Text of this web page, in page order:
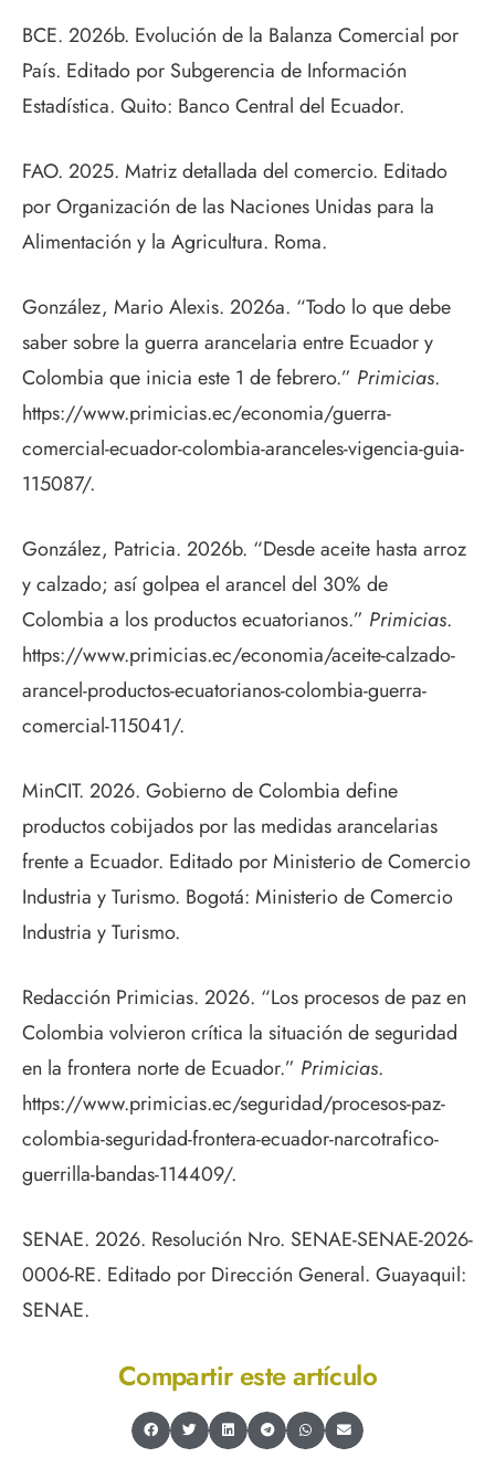
BCE. 2026b. Evolución de la Balanza Comercial por
País. Editado por Subgerencia de Información
Estadística. Quito: Banco Central del Ecuador.
FAO. 2025. Matriz detallada del comercio. Editado
por Organización de las Naciones Unidas para la
Alimentación y la Agricultura. Roma.
González, Mario Alexis. 2026a. “Todo lo que debe
saber sobre la guerra arancelaria entre Ecuador y
Colombia que inicia este 1 de febrero.” Primicias.
https://www.primicias.ec/economia/guerra-
comercial-ecuador-colombia-aranceles-vigencia-guia-
115087/.
González, Patricia. 2026b. “Desde aceite hasta arroz
y calzado; así golpea el arancel del 30% de
Colombia a los productos ecuatorianos.” Primicias.
https://www.primicias.ec/economia/aceite-calzado-
arancel-productos-ecuatorianos-colombia-guerra-
comercial-115041/.
MinCIT. 2026. Gobierno de Colombia define
productos cobijados por las medidas arancelarias
frente a Ecuador. Editado por Ministerio de Comercio
Industria y Turismo. Bogotá: Ministerio de Comercio
Industria y Turismo.
Redacción Primicias. 2026. “Los procesos de paz en
Colombia volvieron crítica la situación de seguridad
en la frontera norte de Ecuador.” Primicias.
https://www.primicias.ec/seguridad/procesos-paz-
colombia-seguridad-frontera-ecuador-narcotrafico-
guerrilla-bandas-114409/.
SENAE. 2026. Resolución Nro. SENAE-SENAE-2026-
0006-RE. Editado por Dirección General. Guayaquil:
SENAE.
Compartir este artículo